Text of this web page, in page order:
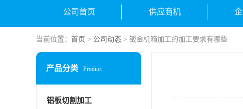
公司首页 供应商机
当前位置： 首页 > 公司动态 > 钣金机箱加工的加工要求有哪些
产品分类 Product
铝板切割加工